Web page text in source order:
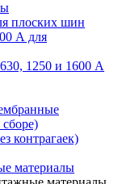
плоских шин
А для
1250 и 1600 А
контрагаек)
материалы